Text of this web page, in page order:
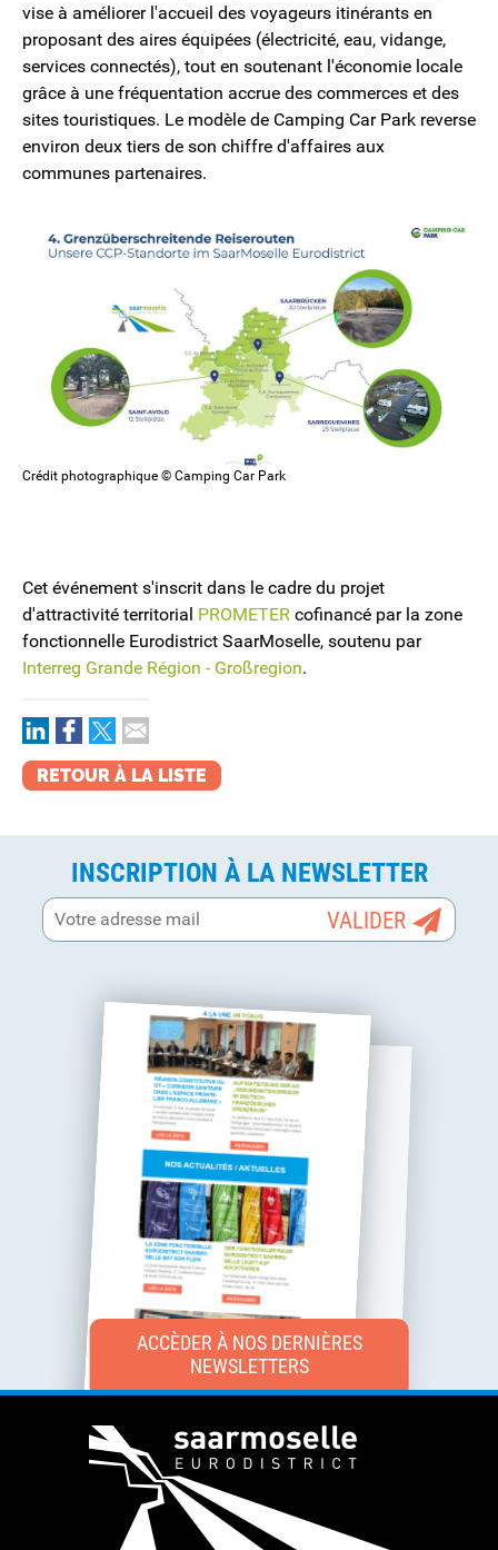
vise à améliorer l'accueil des voyageurs itinérants en
proposant des aires équipées (électricité, eau, vidange,
services connectés), tout en soutenant l'économie locale
grâce à une fréquentation accrue des commerces et des
sites touristiques. Le modèle de Camping Car Park reverse
environ deux tiers de son chiffre d'affaires aux
communes partenaires.
Crédit photographique © Camping Car Park
Cet événement s'inscrit dans le cadre du projet
d'attractivité territorial PROMETER cofinancé par la zone
fonctionnelle Eurodistrict SaarMoselle, soutenu par
Interreg Grande Région - Großregion.
RETOUR À LA LISTE
INSCRIPTION À LA NEWSLETTER
ACCÈDER À NOS DERNIÈRES
NEWSLETTERS